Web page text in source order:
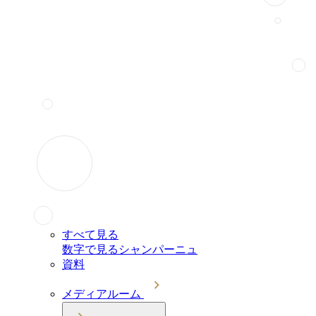
すべて見る
数字で見るシャンパーニュ
資料
メディアルーム